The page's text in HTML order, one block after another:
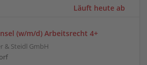
Läuft heute ab
(w/m/d) Arbeitsrecht 4+
& Steidl GmbH